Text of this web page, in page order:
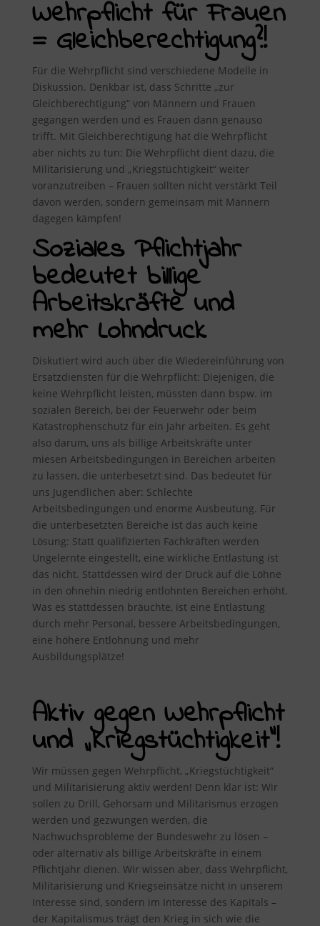
Wehrpflicht für Frauen
= Gleichberechtigung?!
Für die Wehrpflicht sind verschiedene Modelle in
Diskussion. Denkbar ist, dass Schritte „zur
Gleichberechtigung“ von Männern und Frauen
gegangen werden und es Frauen dann genauso
trifft. Mit Gleichberechtigung hat die Wehrpflicht
aber nichts zu tun: Die Wehrpflicht dient dazu, die
Militarisierung und „Kriegstüchtigkeit“ weiter
voranzutreiben – Frauen sollten nicht verstärkt Teil
davon werden, sondern gemeinsam mit Männern
dagegen kämpfen!
Soziales Pflichtjahr
bedeutet billige
Arbeitskräfte und
mehr Lohndruck
Diskutiert wird auch über die Wiedereinführung von
Ersatzdiensten für die Wehrpflicht: Diejenigen, die
keine Wehrpflicht leisten, müssten dann bspw. im
sozialen Bereich, bei der Feuerwehr oder beim
Katastrophenschutz für ein Jahr arbeiten. Es geht
also darum, uns als billige Arbeitskräfte unter
miesen Arbeitsbedingungen in Bereichen arbeiten
zu lassen, die unterbesetzt sind. Das bedeutet für
uns Jugendlichen aber: Schlechte
Arbeitsbedingungen und enorme Ausbeutung. Für
die unterbesetzten Bereiche ist das auch keine
Lösung: Statt qualifizierten Fachkräften werden
Ungelernte eingestellt, eine wirkliche Entlastung ist
das nicht. Stattdessen wird der Druck auf die Löhne
in den ohnehin niedrig entlohnten Bereichen erhöht.
Was es stattdessen bräuchte, ist eine Entlastung
durch mehr Personal, bessere Arbeitsbedingungen,
eine höhere Entlohnung und mehr
Ausbildungsplätze!
Aktiv gegen Wehrpflicht
und „Kriegstüchtigkeit“!
Wir müssen gegen Wehrpflicht, „Kriegstüchtigkeit“
und Militarisierung aktiv werden! Denn klar ist: Wir
sollen zu Drill, Gehorsam und Militarismus erzogen
werden und gezwungen werden, die
Nachwuchsprobleme der Bundeswehr zu lösen –
oder alternativ als billige Arbeitskräfte in einem
Pflichtjahr dienen. Wir wissen aber, dass Wehrpflicht,
Militarisierung und Kriegseinsätze nicht in unserem
Interesse sind, sondern im Interesse des Kapitals –
der Kapitalismus trägt den Krieg in sich wie die